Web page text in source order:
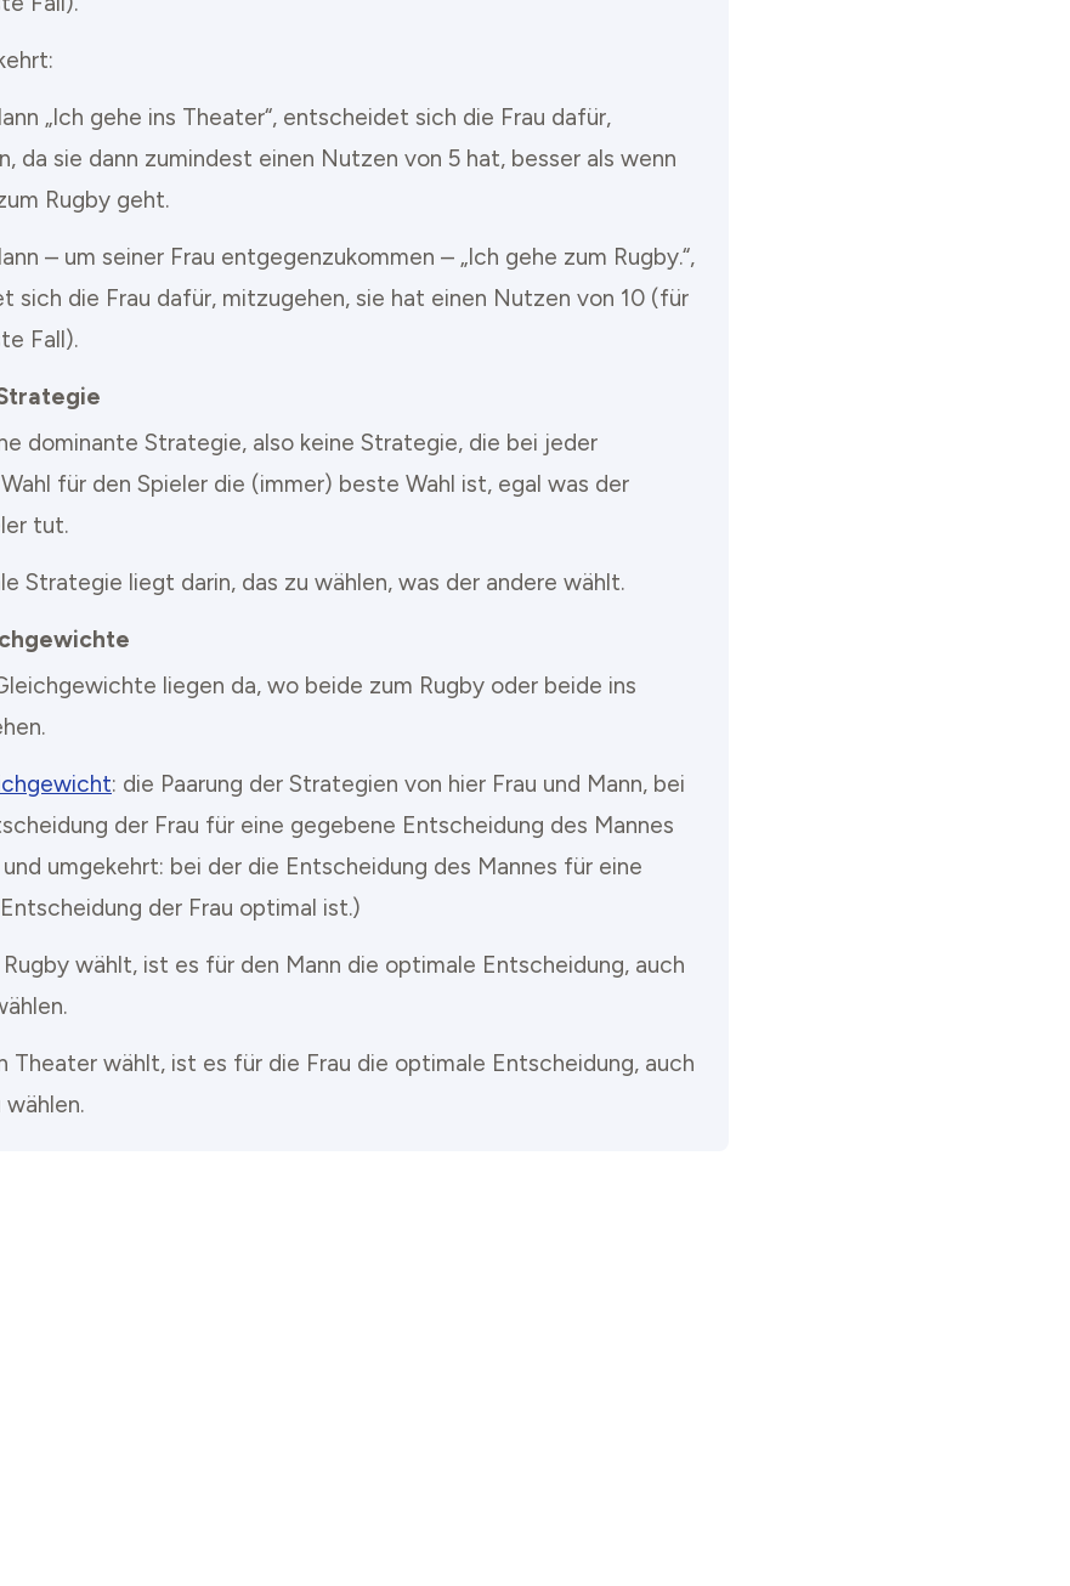
„Ich gehe ins Theater“, entscheidet sich die Frau dafür,
da sie dann zumindest einen Nutzen von 5 hat, besser als wenn
Rugby geht.
– um seiner Frau entgegenzukommen – „Ich gehe zum Rugby.“,
sich die Frau dafür, mitzugehen, sie hat einen Nutzen von 10 (für
Fall).
dominante Strategie, also keine Strategie, die bei jeder
für den Spieler die (immer) beste Wahl ist, egal was der
tut.
Strategie liegt darin, das zu wählen, was der andere wählt.
liegen da, wo beide zum Rugby oder beide ins
: die Paarung der Strategien von hier Frau und Mann, bei
der Frau für eine gegebene Entscheidung des Mannes
umgekehrt: bei der die Entscheidung des Mannes für eine
der Frau optimal ist.)
Rugby wählt, ist es für den Mann die optimale Entscheidung, auch
Theater wählt, ist es für die Frau die optimale Entscheidung, auch